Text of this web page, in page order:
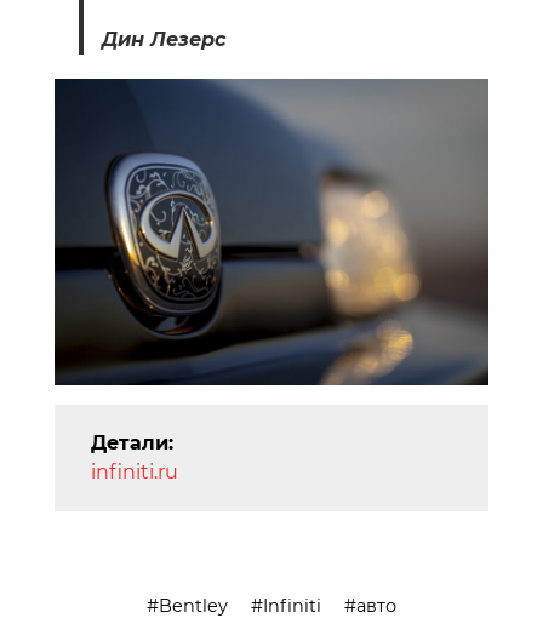
Дин Лезерс
Детали:
infiniti.ru
Bentley Infiniti
авто